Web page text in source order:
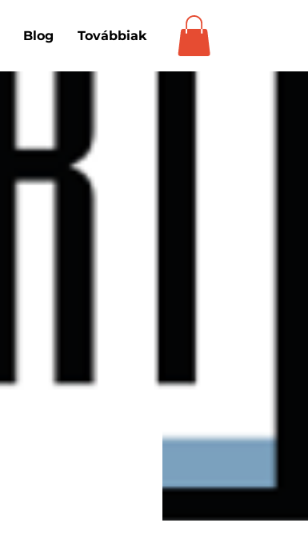
Blog Továbbiak